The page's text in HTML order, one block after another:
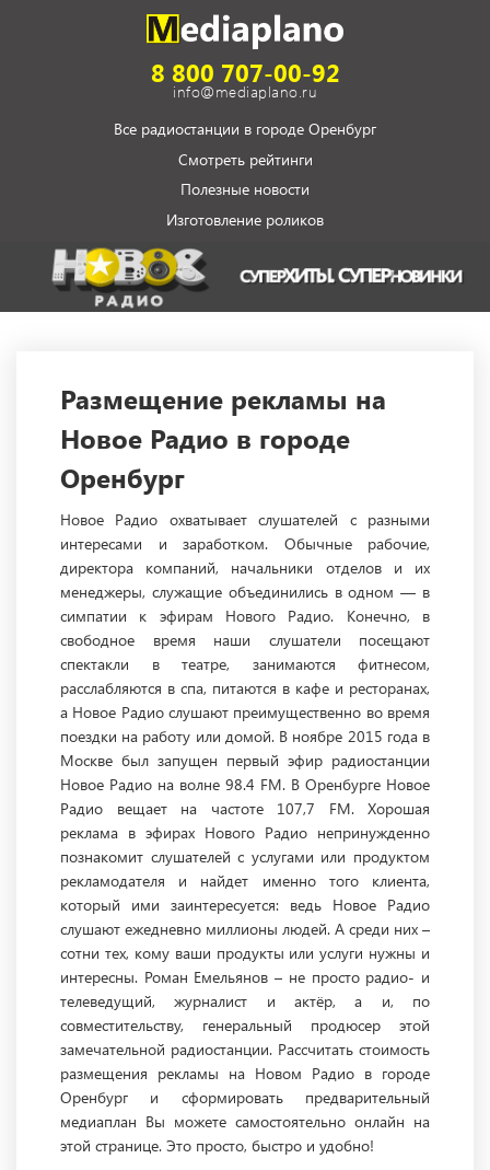
8 800 707-00-92
info@mediaplano.ru
Все радиостанции в городе Оренбург
Смотреть рейтинги
Полезные новости
Изготовление роликов
Размещение рекламы на
Новое Радио в городе
Оренбург
Новое Радио охватывает слушателей с разными
интересами и заработком. Обычные рабочие,
директора компаний, начальники отделов и их
менеджеры, служащие объединились в одном — в
симпатии к эфирам Нового Радио. Конечно, в
свободное время наши слушатели посещают
спектакли в театре, занимаются фитнесом,
расслабляются в спа, питаются в кафе и ресторанах,
а Новое Радио слушают преимущественно во время
поездки на работу или домой. В ноябре 2015 года в
Москве был запущен первый эфир радиостанции
Новое Радио на волне 98.4 FM. В Оренбурге Новое
Радио вещает на частоте 107,7 FM. Хорошая
реклама в эфирах Нового Радио непринужденно
познакомит слушателей с услугами или продуктом
рекламодателя и найдет именно того клиента,
который ими заинтересуется: ведь Новое Радио
слушают ежедневно миллионы людей. А среди них –
сотни тех, кому ваши продукты или услуги нужны и
интересны. Роман Емельянов – не просто радио- и
телеведущий, журналист и актёр, а и, по
совместительству, генеральный продюсер этой
замечательной радиостанции. Рассчитать стоимость
размещения рекламы на Новом Радио в городе
Оренбург и сформировать предварительный
медиаплан Вы можете самостоятельно онлайн на
этой странице. Это просто, быстро и удобно!